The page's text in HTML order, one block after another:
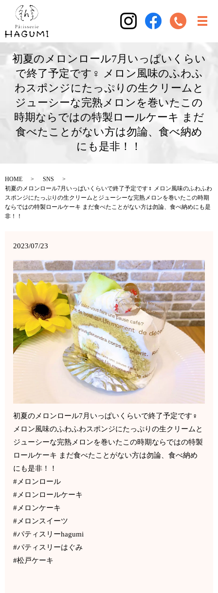
初夏のメロンロール7月いっぱいくらい
で終了予定です‍♀️ メロン風味のふわふ
わスポンジにたっぷりの生クリームと
ジューシーな完熟メロンを巻いたこの
時期ならではの特製ロールケーキ まだ
食べたことがない方は勿論、食べ納め
にも是非！！
HOME
SNS
初夏のメロンロール7月いっぱいくらいで終了予定です‍♀️ メロン風味のふわふわ
スポンジにたっぷりの生クリームとジューシーな完熟メロンを巻いたこの時期
ならではの特製ロールケーキ まだ食べたことがない方は勿論、食べ納めにも是
非！！
2023/07/23
初夏のメロンロール7月いっぱいくらいで終了予定です‍♀️
メロン風味のふわふわスポンジにたっぷりの生クリームと
ジューシーな完熟メロンを巻いたこの時期ならではの特製
ロールケーキ まだ食べたことがない方は勿論、食べ納め
にも是非！！
#メロンロール
#メロンロールケーキ
#メロンケーキ
#メロンスイーツ
#パティスリーhagumi
#パティスリーはぐみ
#松戸ケーキ